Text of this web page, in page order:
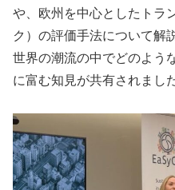
や、欧州を中心としたトラ
ク）の評価手法について解
世界の潮流の中でどのよう
に富む知見が共有されました